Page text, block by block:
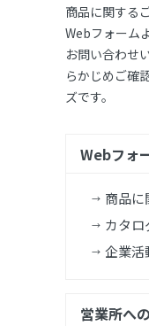
商品に関する
Webフォーム
お問い合わせ
らかじめご確
ズです。
Webフォ
商品に
カタロ
企業活
営業所へ